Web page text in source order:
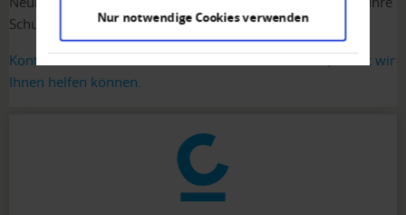
Nur notwendige Cookies verwenden
Schulden einzutreiben.
Kontaktieren Sie uns und beschreiben Sie Ihren Fall, damit wir
Ihnen helfen können.